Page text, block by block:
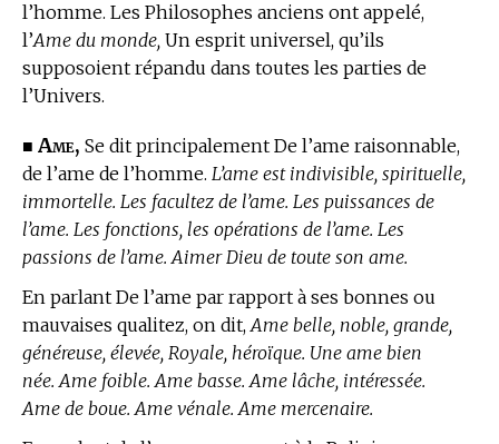
l’homme. Les Philosophes anciens ont appelé,
l’Ame du monde, Un esprit universel, qu’ils
supposoient répandu dans toutes les parties de
l’Univers.
■ Ame, Se dit principalement De l’ame raisonnable,
de l’ame de l’homme. L’ame est indivisible, spirituelle,
immortelle. Les facultez de l’ame. Les puissances de
l’ame. Les fonctions, les opérations de l’ame. Les
passions de l’ame. Aimer Dieu de toute son ame.
En parlant De l’ame par rapport à ses bonnes ou
mauvaises qualitez, on dit, Ame belle, noble, grande,
généreuse, élevée, Royale, héroïque. Une ame bien
née. Ame foible. Ame basse. Ame lâche, intéressée.
Ame de boue. Ame vénale. Ame mercenaire.